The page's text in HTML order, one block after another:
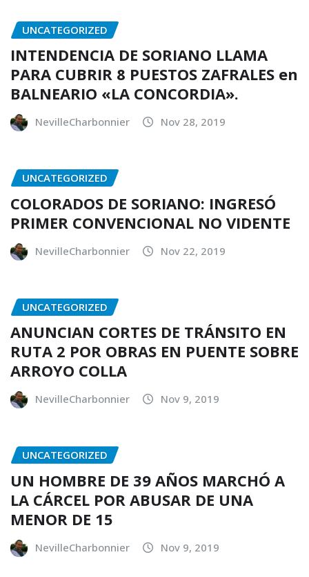
UNCATEGORIZED
INTENDENCIA DE SORIANO LLAMA
PARA CUBRIR 8 PUESTOS ZAFRALES en
BALNEARIO «LA CONCORDIA».
NevilleCharbonnier Nov 28, 2019
UNCATEGORIZED
COLORADOS DE SORIANO: INGRESÓ
PRIMER CONVENCIONAL NO VIDENTE
NevilleCharbonnier Nov 22, 2019
UNCATEGORIZED
ANUNCIAN CORTES DE TRÁNSITO EN
RUTA 2 POR OBRAS EN PUENTE SOBRE
ARROYO COLLA
NevilleCharbonnier Nov 9, 2019
UNCATEGORIZED
UN HOMBRE DE 39 AÑOS MARCHÓ A
LA CÁRCEL POR ABUSAR DE UNA
MENOR DE 15
NevilleCharbonnier Nov 9, 2019